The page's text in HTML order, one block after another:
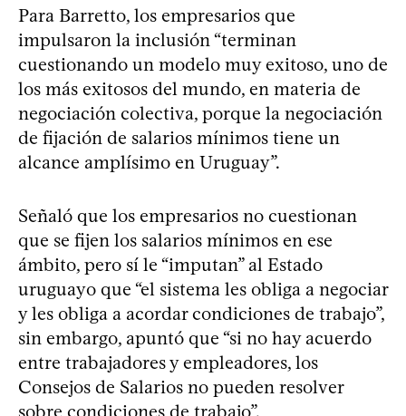
Para Barretto, los empresarios que
impulsaron la inclusión “terminan
cuestionando un modelo muy exitoso, uno de
los más exitosos del mundo, en materia de
negociación colectiva, porque la negociación
de fijación de salarios mínimos tiene un
alcance amplísimo en Uruguay”.
Señaló que los empresarios no cuestionan
que se fijen los salarios mínimos en ese
ámbito, pero sí le “imputan” al Estado
uruguayo que “el sistema les obliga a negociar
y les obliga a acordar condiciones de trabajo”,
sin embargo, apuntó que “si no hay acuerdo
entre trabajadores y empleadores, los
Consejos de Salarios no pueden resolver
sobre condiciones de trabajo”.